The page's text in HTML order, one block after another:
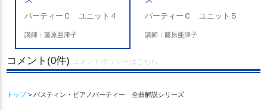
パーティーＣ ユニット４
講師：藤原亜津子
パーティーＣ ユニット５
講師：藤原亜津子
コメント(0件) コメントポリシーはこちら
トップ> バスティン・ピアノパーティー 全曲解説シリーズ